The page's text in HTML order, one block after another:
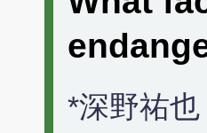
*深野祐也